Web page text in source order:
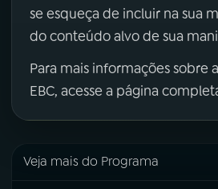
se esqueça de incluir na sua
do conteúdo alvo de sua
Para mais informações sobre
EBC, acesse a página
Veja mais do Programa